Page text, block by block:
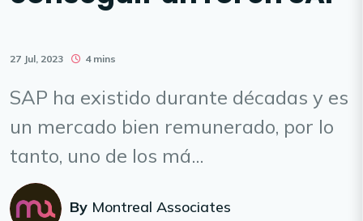
27 Jul, 2023 4 mins
SAP ha existido durante décadas y es
un mercado bien remunerado, por lo
tanto, uno de los má...
By Montreal Associates